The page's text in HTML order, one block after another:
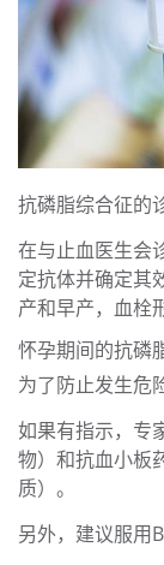
抗磷脂综合征的
在与止血医生会
定抗体并确定其
产和早产，血栓
怀孕期间的抗磷
为了防止发生危
如果有指示，专
物）和抗血小板
质）。
另外，建议服用